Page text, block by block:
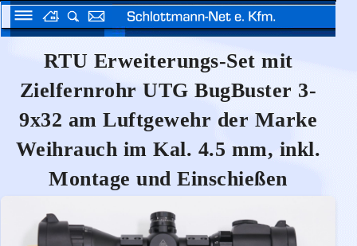
RTU Erweiterungs-Set mit
Zielfernrohr UTG BugBuster 3-
9x32 am Luftgewehr der Marke
Weihrauch im Kal. 4.5 mm, inkl.
Montage und Einschießen